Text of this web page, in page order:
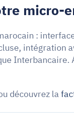
micro-
:
intégration
Interbancaire.
découvrez la